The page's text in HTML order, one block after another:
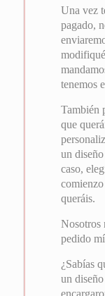
Una vez
pagado,
tenemos
También
que
un
caso,
queráis.
Nosotros
pedido
¿Sabías
un